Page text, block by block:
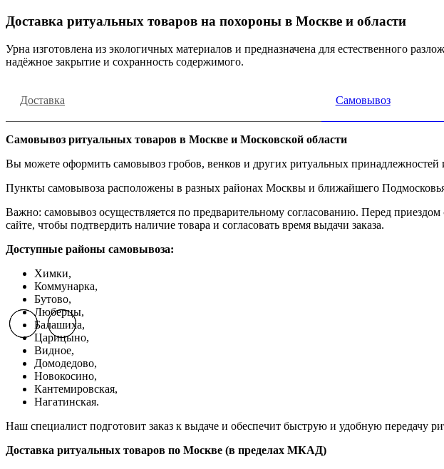
Доставка ритуальных товаров на похороны в Москве и области
Урна изготовлена из экологичных материалов и предназначена для естественного
надёжное закрытие и сохранность содержимого.
Доставка Самовывоз
Самовывоз ритуальных товаров в Москве и Московской области
Вы можете оформить самовывоз гробов, венков и других ритуальных
Пункты самовывоза расположены в разных районах Москвы и ближайшего
Важно: самовывоз осуществляется по предварительному согласованию. Перед
сайте, чтобы подтвердить наличие товара и согласовать время выдачи заказа.
Доступные районы самовывоза:
Химки,
Коммунарка,
Бутово,
Люберцы,
Балашиха,
Царицыно,
Видное,
Домодедово,
Новокосино,
Кантемировская,
Нагатинская.
Наш специалист подготовит заказ к выдаче и обеспечит быструю и удобную передачу
Доставка ритуальных товаров по Москве (в пределах МКАД)
Previous slide
Next slide
Previous slide
Next slide